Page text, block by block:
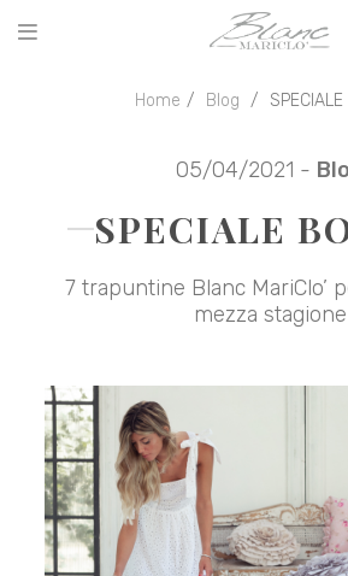
Home Blog
05/04/2021 -
SPECIALE
7 trapuntine Blanc MariClo’
mezza stagione